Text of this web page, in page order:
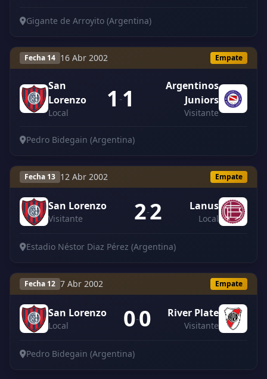
Gigante de Arroyito (Argentina)
Fecha 14 16 Abr 2002 Empate
San
Lorenzo
Local 1 -1
Argentinos
Juniors
Visitante
Pedro Bidegain (Argentina)
Fecha 13 12 Abr 2002 Empate
San Lorenzo
Visitante 2-2 Lanus
Local
Estadio Néstor Diaz Pérez (Argentina)
Fecha 12 7 Abr 2002 Empate
San Lorenzo
Local 0-0 River Plate
Visitante
Pedro Bidegain (Argentina)